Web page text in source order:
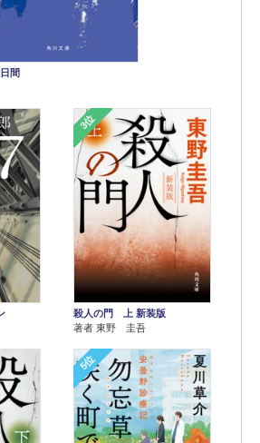
間
3位
殺人の門 上 新装版
著者 東野 圭吾
5位